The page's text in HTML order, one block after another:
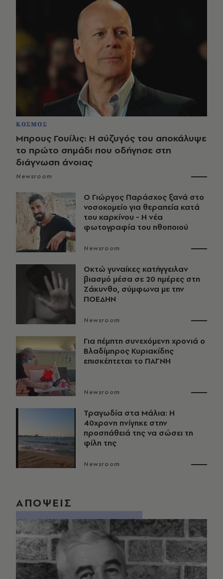
ΚΟΣΜΟΣ
Μπρους Γουίλις: Η σύζυγός του αποκάλυψε
το πρώτο σημάδι που οδήγησε στη
διάγνωση άνοιας
Newsroom
O Γιώργος Παράσχος ξανά στο
νοσοκομείο για θεραπεία κατά
του καρκίνου - Η νέα
φωτογραφία του ηθοποιού
Newsroom
Οκτώ γυναίκες κατήγγειλαν
βιασμό μέσα σε 20 ημέρες στη
Ζάκυνθο, σύμφωνα με την
ΠΟΕΔΗΝ
Newsroom
Για πέμπτη συνεχόμενη χρονιά ο
Βλαδίμηρος Κυριακίδης
επισκέπτεται το ΠΑΓΝΗ
Newsroom
Τραγωδία στα Μάλια: Η
40χρονη πνίγηκε στην
προσπάθειά της να σώσει τη
φίλη της
Newsroom
ΑΠΟΨΕΙΣ